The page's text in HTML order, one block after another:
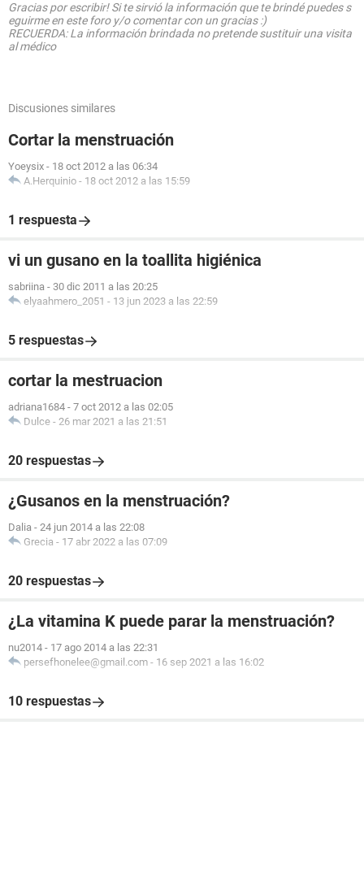
Gracias por escribir! Si te sirvió la información que te brindé puedes s
eguirme en este foro y/o comentar con un gracias :)
RECUERDA: La información brindada no pretende sustituir una visita
al médico
Discusiones similares
Cortar la menstruación
Yoeysix - 18 oct 2012 a las 06:34
A.Herquinio - 18 oct 2012 a las 15:59
1 respuesta
vi un gusano en la toallita higiénica
sabriina - 30 dic 2011 a las 20:25
elyaahmero_2051 - 13 jun 2023 a las 22:59
5 respuestas
cortar la mestruacion
adriana1684 - 7 oct 2012 a las 02:05
Dulce - 26 mar 2021 a las 21:51
20 respuestas
¿Gusanos en la menstruación?
Dalia - 24 jun 2014 a las 22:08
Grecia - 17 abr 2022 a las 07:09
20 respuestas
¿La vitamina K puede parar la menstruación?
nu2014 - 17 ago 2014 a las 22:31
persefhonelee@gmail.com - 16 sep 2021 a las 16:02
10 respuestas